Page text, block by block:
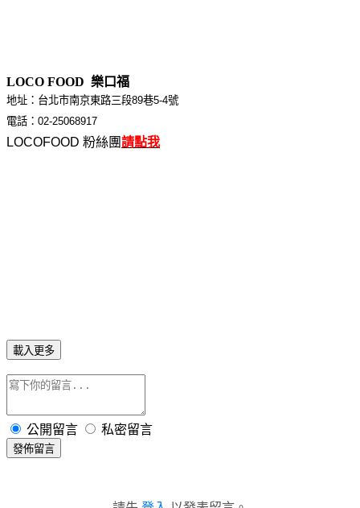
LOCO FOOD 樂口福
地址：台北市南京東路三段89巷5-4號
電話：02-25068917
LOCOFOOD 粉絲團請點我
載入更多
公開留言 私密留言
發佈留言